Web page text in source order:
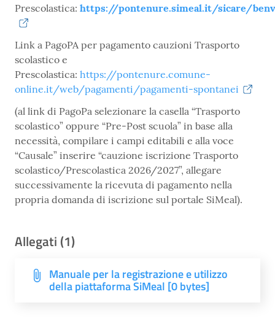
Prescolastica: https://pontenure.simeal.it/sicare/
Link a PagoPA per pagamento cauzioni Trasporto
scolastico e
Prescolastica: https://pontenure.comune-
online.it/web/pagamenti/pagamenti-spontanei
(al link di PagoPa selezionare la casella “Trasporto
scolastico” oppure “Pre-Post scuola” in base alla
necessità, compilare i campi editabili e alla voce
“Causale” inserire “cauzione iscrizione Trasporto
scolastico/Prescolastica 2026/2027”, allegare
successivamente la ricevuta di pagamento nella
propria domanda di iscrizione sul portale SiMeal).
Allegati (1)
Manuale per la registrazione e utilizzo
della piattaforma SiMeal [0 bytes]